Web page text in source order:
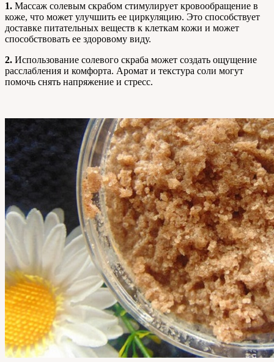
1. Массаж солевым скрабом стимулирует кровообращение в
коже, что может улучшить ее циркуляцию. Это способствует
доставке питательных веществ к клеткам кожи и может
способствовать ее здоровому виду.
2. Использование солевого скраба может создать ощущение
расслабления и комфорта. Аромат и текстура соли могут
помочь снять напряжение и стресс.